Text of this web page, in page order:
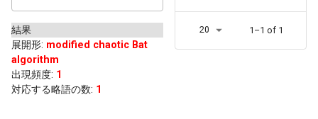
結果
展開形: modified chaotic Bat
algorithm
出現頻度: 1
対応する略語の数: 1
20 1–1 of 1